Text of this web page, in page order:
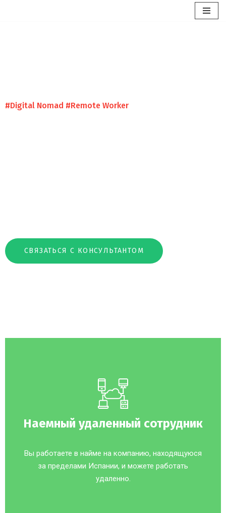
#Digital Nomad #Remote Worker
СВЯЗАТЬСЯ С КОНСУЛЬТАНТОМ
Наемный удаленный сотрудник
Вы работаете в найме на компанию, находящуюся
за пределами Испании, и можете работать
удаленно.